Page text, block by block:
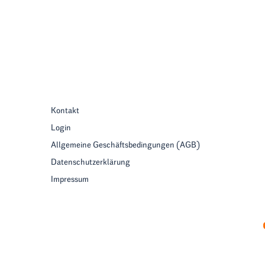
Kontakt
Login
Allgemeine Geschäftsbedingungen (AGB)
Datenschutzerklärung
Impressum